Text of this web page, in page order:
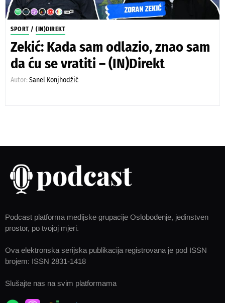
SPORT / (IN)DIREKT
Zekić: Kada sam odlazio, znao sam
da ću se vratiti – (IN)Direkt
Autor: Sanel Konjhodžić
Podcast platforma medijske grupacije Oslobođenje, jedinstven
prostor, po tvojoj mjeri.
Ova elektronska serijska publikacija registrovana je pod ISSN
brojem: ISSN 2831-1418
Slušajte nas na svim platformama